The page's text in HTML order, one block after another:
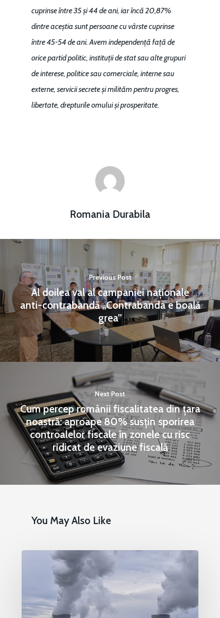
cuprinse între35 și 44 de ani, iar încă20,87%
dintre aceștia sunt persoane cu vârste cuprinse
între45-54 de ani. Avem independență față de
orice partid politic, instituții de stat sau alte grupuri
de interese, politice sau comerciale, interne sau
externe, servicii secrete și milităm pentru progres,
libertate, drepturile omului și prosperitate.
Romania Durabila
Previous Post
Al doilea val al campaniei naționale
anti-contrabandă „Contrabanda e boală
grea”
Next Post
Cum percep românii fiscalitatea din țara
noastră: aproape 80% susțin sporirea
controalelor fiscale în zonele cu risc
ridicat de evaziune fiscală
You May Also Like